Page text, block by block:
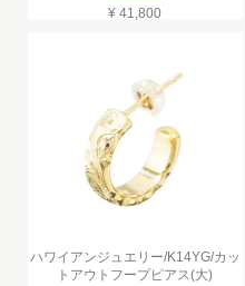
¥ 41,800
ハワイアンジュエリー/K14YG/カッ
トアウトフープピアス(大)